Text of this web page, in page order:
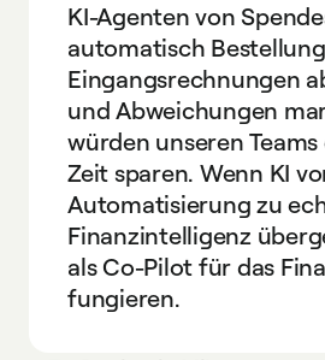
KI-Agenten von
automatisch
Eingangsrechnungen
und Abweichungen
würden unseren
Zeit sparen. Wenn KI
Automatisierung zu
Finanzintelligenz
als Co-Pilot für das
fungieren.